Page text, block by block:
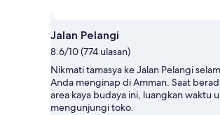
Jalan Pelangi
8.6/10 (774 ulasan)
Nikmati tamasya ke Jalan Pelangi
Anda menginap di Amman. Saat
area kaya budaya ini, luangkan waktu
mengunjungi toko.